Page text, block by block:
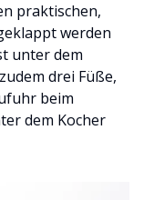
praktischen,
werden
unter dem
drei Füße,
beim
dem Kocher